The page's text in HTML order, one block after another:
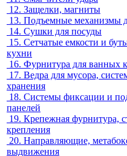
12. Защелки, магниты
13. Подъемные механизмы
14. Сушки для посуды
15. Сетчатые емкости и
кухни
16. Фурнитура для ванных
17. Ведра для мусора,
хранения
18. Системы фиксации и
панелей
19. Крепежная фурнитура,
крепления
20. Направляющие,
выдвижения